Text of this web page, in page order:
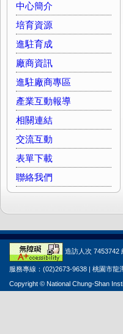
中心簡介
培育資源
進駐育成
廠商資訊
進駐廠商專區
產業互動報導
相關連結
交流互動
表單下載
聯絡我們
造訪人次 7453742
服務專線：(02)2673-9638 | 桃園市
Copyright © National Chung-Shan